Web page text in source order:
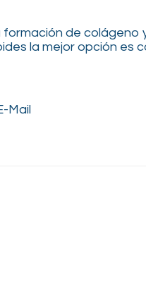
de colágeno
la mejor opción es
Mail